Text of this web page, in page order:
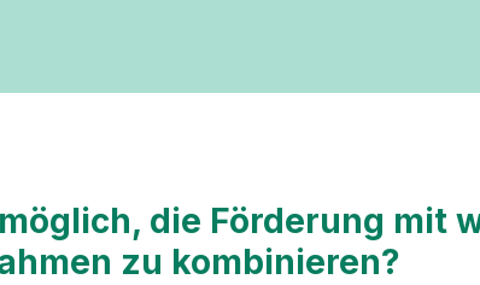
die Förderung mit
zu kombinieren?